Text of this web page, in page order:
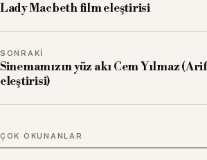
Lady Macbeth film eleştirisi
SONRAKI
Sinemamızın yüz akı Cem Yılmaz
eleştirisi)
ÇOK OKUNANLAR